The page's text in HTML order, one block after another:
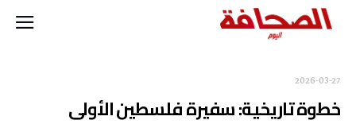
2026-03-27
خطوة تاريخية: سفيرة فلسطين الأولى